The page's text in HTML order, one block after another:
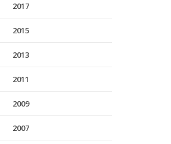
2017
2015
2013
2011
2009
2007